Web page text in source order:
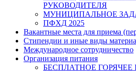
РУКОВОДИТЕЛЯ
МУНИЦИПАЛЬНОЕ
ПФХД 2025
Вакантные места для приема
Стипендии и иные виды
Международное сотрудничество
Организация питания
БЕСПЛАТНОЕ ГОРЯЧЕЕ